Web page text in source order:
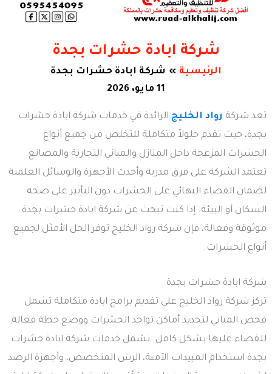
شركة ابادة حشرات بجدة
الرئيسية
شركة ابادة حشرات بجدة
11 مايو، 2026
تعد شركة رواد الخليج الرائدة في خدمات شركة ابادة حشرات
بجدة، حيث تقدم حلولاً متكاملة للتخلص من جميع أنواع
الحشرات المزعجة داخل المنازل والمباني التجارية والمصانع.
تعتمد الشركة على فرق مدربة وأحدث الأجهزة والوسائل العلمية
لضمان القضاء النهائي على الحشرات دون التأثير على صحة
السكان أو البيئة. إذا كنت تبحث عن شركة ابادة حشرات بجدة
موثوقة وفعالة، فإن شركة رواد الخليج توفر الحل الأمثل لجميع
أنواع الحشرات.
شركة ابادة حشرات بجدة
تركز شركة رواد الخليج على تقديم برامج ابادة متكاملة تشمل
فحص المباني لتحديد أماكن تواجد الحشرات ووضع خطة فعالة
للقضاء عليها بشكل كامل. تشمل خدمات شركة ابادة حشرات
بجدة استخدام المبيدات الآمنة، الرش المتخصص، وأجهزة الرصد